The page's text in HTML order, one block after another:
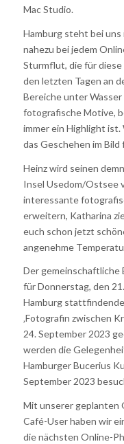
Mac Studio.
Hamburg steht bei
nahezu bei jedem
Sturmflut, die für
den letzten Tagen an
Bereiche unter
fotografische Motive,
immer ein Highlight
das Geschehen im
Heinz wird seinen
Insel Usedom/Ostsee
interessante
erweitern, Katharina
euch schon jetzt
angenehme
Der gemeinschaftliche
für Donnerstag, den
Hamburg
‚Fotografin zwischen
24. September 2023
werden die
Hamburger Bucerius
September 2023
Mit unserer geplanten
Café-User haben wir
die nächsten Online-